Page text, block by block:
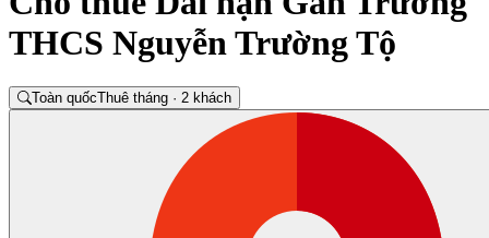
THCS Nguyễn Trường Tộ
Toàn quốcThuê tháng · 2 khách